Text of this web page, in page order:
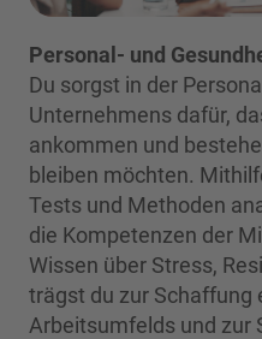
Personal- und
Du sorgst in der
Unternehmens dafür,
ankommen und
bleiben möchten.
Tests und Methoden
die Kompetenzen der
Wissen über Stress,
trägst du zur Schaffung
Arbeitsumfelds und zur